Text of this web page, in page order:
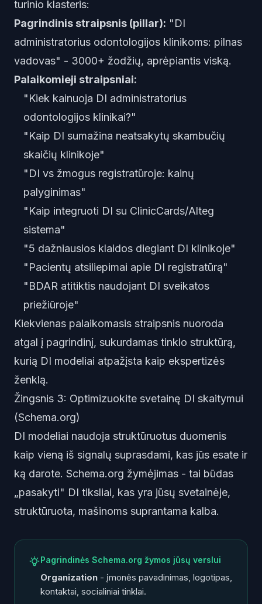
turinio klasteris:
Pagrindinis straipsnis (pillar): "DI
administratorius odontologijos klinikoms: pilnas
vadovas" - 3000+ žodžių, aprėpiantis viską.
Palaikomieji straipsniai:
"Kiek kainuoja DI administratorius
odontologijos klinikai?"
"Kaip DI sumažina neatsakytų skambučių
skaičių klinikoje"
"DI vs žmogus registratūroje: kainų
palyginimas"
"Kaip integruoti DI su ClinicCards/Alteg
sistema"
"5 dažniausios klaidos diegiant DI klinikoje"
"Pacientų atsiliepimai apie DI registratūrą"
"BDAR atitiktis naudojant DI sveikatos
priežiūroje"
Kiekvienas palaikomasis straipsnis nuoroda
atgal į pagrindinį, sukurdamas tinklo struktūrą,
kurią DI modeliai atpažįsta kaip ekspertizės
ženklą.
Žingsnis 3: Optimizuokite svetainę DI skaitymui
(Schema.org)
DI modeliai naudoja struktūruotus duomenis
kaip vieną iš signalų suprasdami, kas jūs esate ir
ką darote. Schema.org žymėjimas - tai būdas
„pasakyti" DI tiksliai, kas yra jūsų svetainėje,
struktūruota, mašinoms suprantama kalba.
Pagrindinės Schema.org žymos jūsų verslui
Organization - įmonės pavadinimas, logotipas,
kontaktai, socialiniai tinklai.